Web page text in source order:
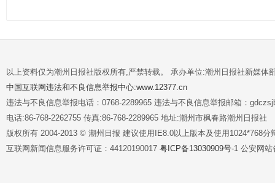
以上资料仅为潮州日报社版权所有,严禁转载。 承办单位:潮州日报社新媒体
中国互联网违法和不良信息举报中心:www.12377.cn
违法与不良信息举报电话：0768-2289965 违法与不良信息举报邮箱：
电话:86-768-2262755 传真:86-768-2289965 地址:潮州市枫春路潮州日报社
版权所有 2004-2013 © 潮州日报 建议使用IE8.0以上版本及使用1024*768分
互联网新闻信息服务许可证：44120190017 粤ICP备13030909号-1 公安网站